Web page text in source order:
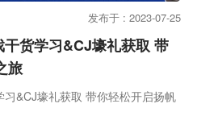
发布于 : 2023-07-25
干货学习&CJ壕礼获取 带
旅
习&CJ壕礼获取 带你轻松开启扬帆